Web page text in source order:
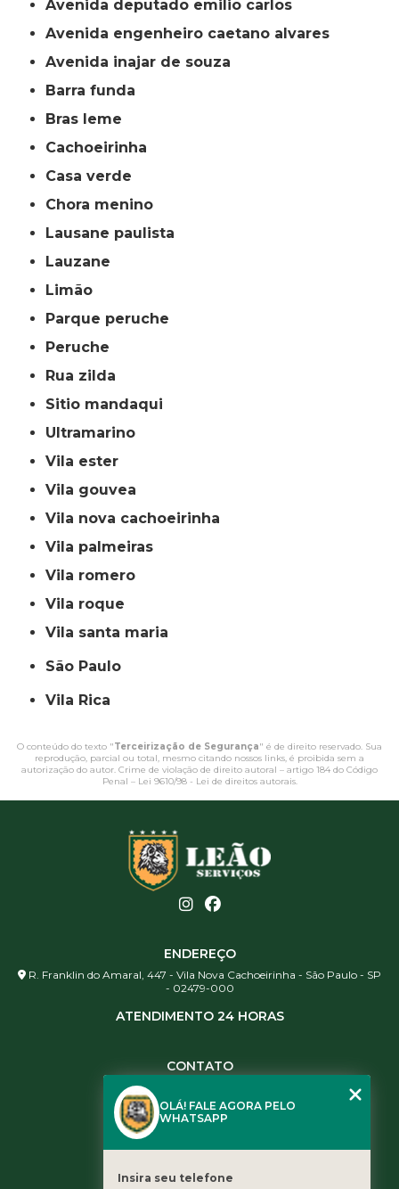
avenida deputado emilio carlos
avenida engenheiro caetano alvares
avenida inajar de souza
barra funda
bras leme
cachoeirinha
casa verde
chora menino
lausane paulista
lauzane
limão
parque peruche
peruche
rua zilda
sitio mandaqui
ultramarino
vila ester
vila gouvea
vila nova cachoeirinha
vila palmeiras
vila romero
vila roque
vila santa maria
São Paulo
Vila Rica
O conteúdo do texto "Terceirização de Segurança" é de direito reservado. Sua
reprodução, parcial ou total, mesmo citando nossos links, é proibida sem a
autorização do autor. Crime de violação de direito autoral – artigo 184 do Código
Penal – Lei 9610/98 - Lei de direitos autorais.
ENDEREÇO
R. Franklin do Amaral, 447 - Vila Nova Cachoeirinha - São Paulo - SP
- 02479-000
ATENDIMENTO 24 HORAS
CONTATO
(11) 3461-5871
contato@leaoservicos.com.br
OLÁ! FALE AGORA PELO
WHATSAPP
Insira seu telefone